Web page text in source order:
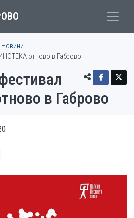
Новини
отново в Габрово
в Габрово